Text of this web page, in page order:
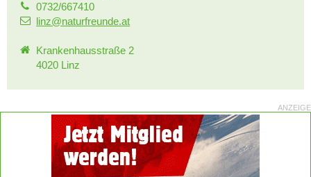
0732/667410
linz@naturfreunde.at
Krankenhausstraße 2
4020 Linz
ANZEIGE